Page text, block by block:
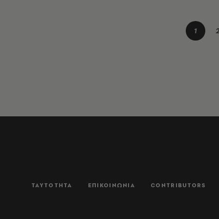
1 2
ΤΑΥΤΟΤΗΤΑ ΕΠΙΚΟΙΝΩΝΙΑ CONTRIBUTORS